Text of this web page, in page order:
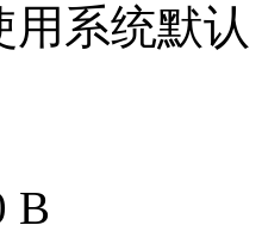
用系统默认
B